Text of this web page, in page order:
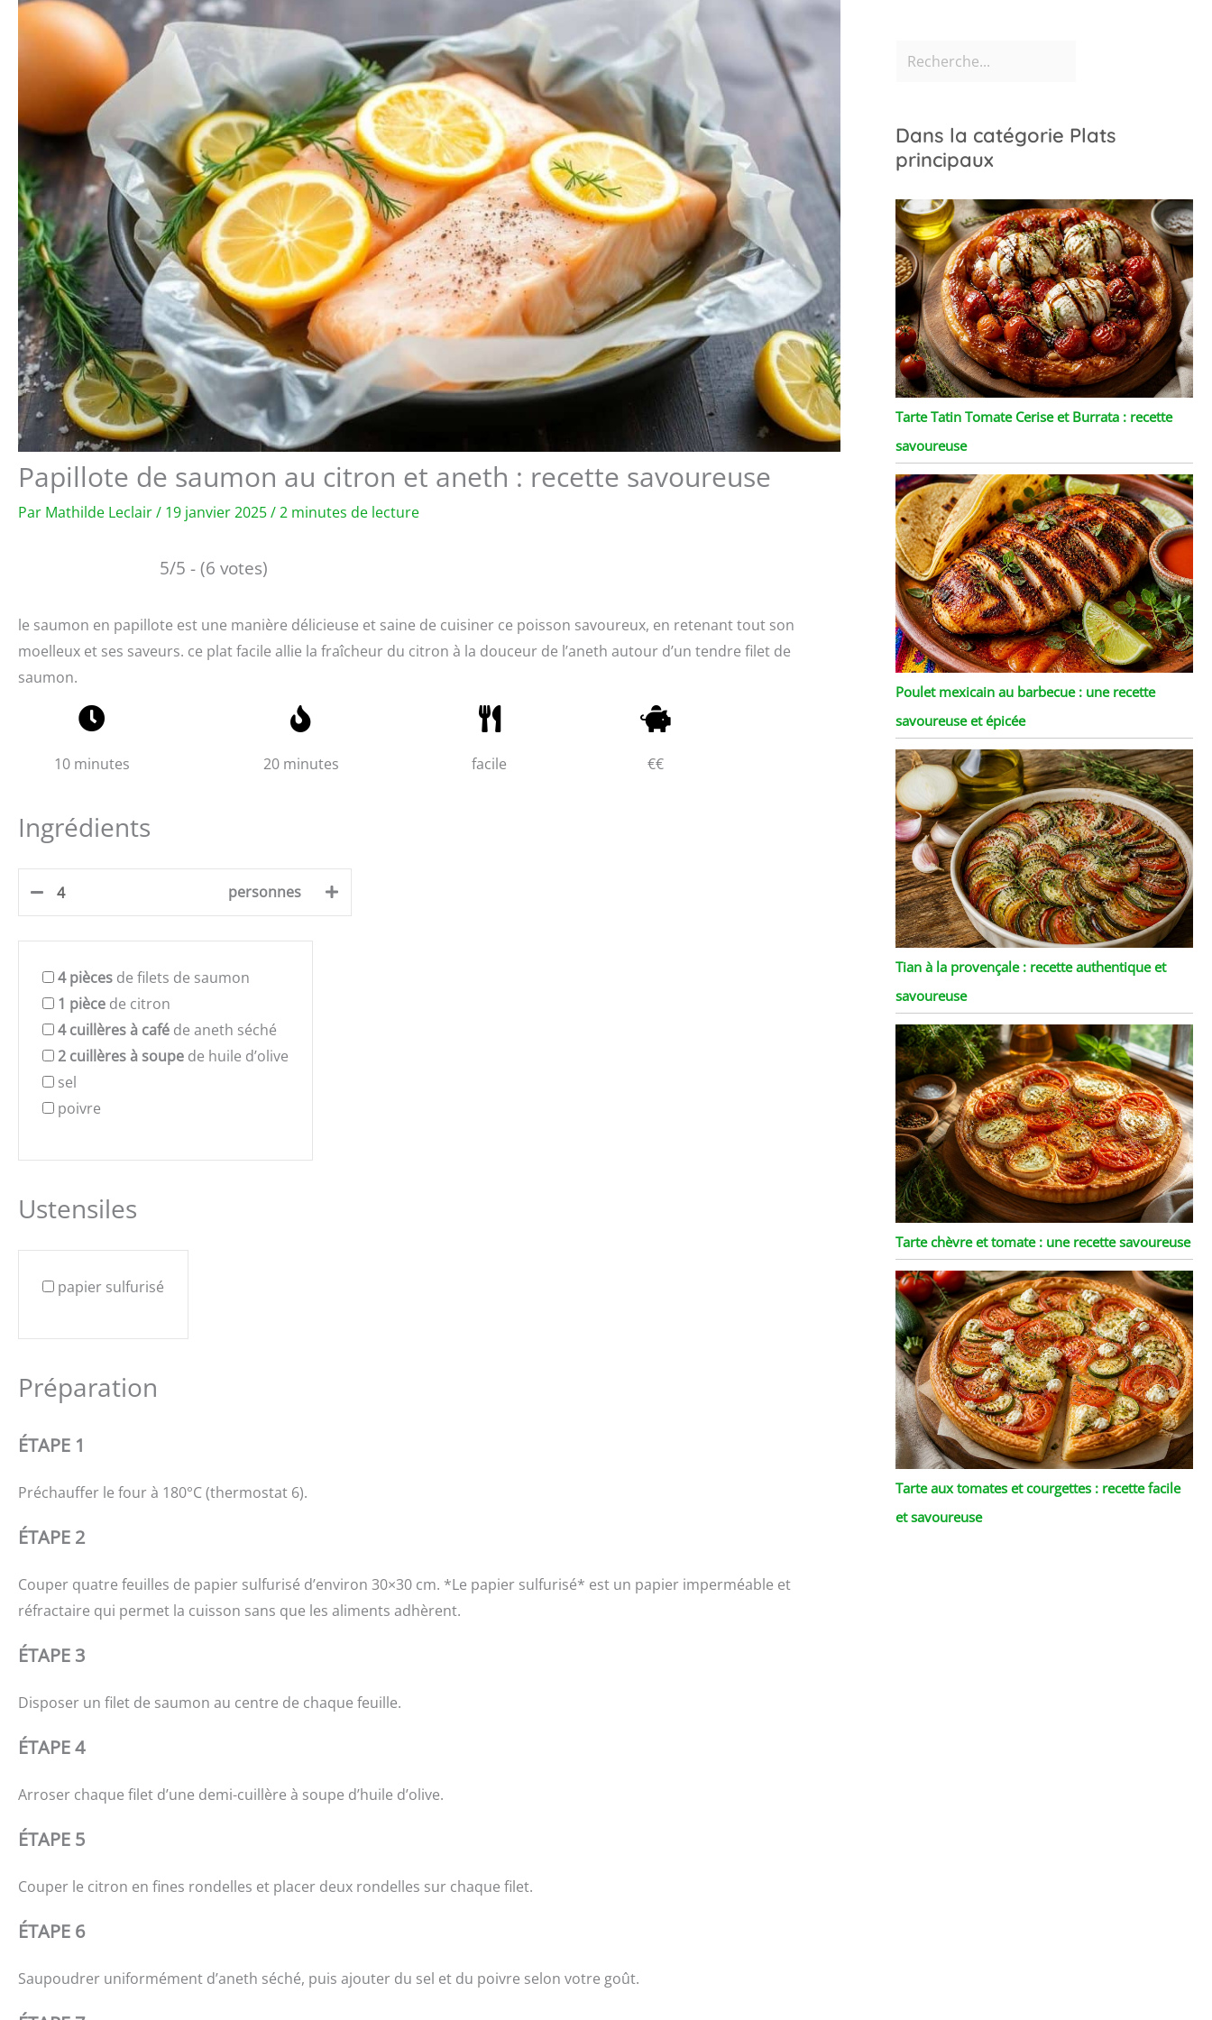
Papillote de saumon au citron et aneth : recette savoureuse
Par Mathilde Leclair/ 19 janvier 2025/2 minutes de lecture
5/5 - (6 votes)
le saumon en papillote est une manière délicieuse et saine de cuisiner ce poisson savoureux, en retenant tout son
moelleux et ses saveurs. ce plat facile allie la fraîcheur du citron à la douceur de l’aneth autour d’un tendre filet de
saumon.
10 minutes 20 minutes facile €€
Ingrédients
personnes
4 pièces de filets de saumon
1 pièce de citron
4 cuillères à café de aneth séché
2 cuillères à soupe de huile d’olive
sel
poivre
Ustensiles
papier sulfurisé
Préparation
ÉTAPE 1
Préchauffer le four à 180°C (thermostat 6).
ÉTAPE 2
Couper quatre feuilles de papier sulfurisé d’environ 30×30 cm. *Le papier sulfurisé* est un papier imperméable et
réfractaire qui permet la cuisson sans que les aliments adhèrent.
ÉTAPE 3
Disposer un filet de saumon au centre de chaque feuille.
ÉTAPE 4
Arroser chaque filet d’une demi-cuillère à soupe d’huile d’olive.
ÉTAPE 5
Couper le citron en fines rondelles et placer deux rondelles sur chaque filet.
ÉTAPE 6
Saupoudrer uniformément d’aneth séché, puis ajouter du sel et du poivre selon votre goût.
Dans la catégorie Plats
principaux
Tarte Tatin Tomate Cerise et Burrata : recette
savoureuse
Poulet mexicain au barbecue : une recette
savoureuse et épicée
Tian à la provençale : recette authentique et
savoureuse
Tarte chèvre et tomate : une recette savoureuse
Tarte aux tomates et courgettes : recette facile
et savoureuse